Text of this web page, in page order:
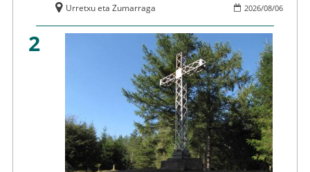
2026/08/06
Urretxu eta Zumarraga
2